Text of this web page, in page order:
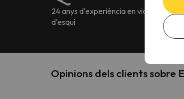
24 anys d'experiència en viatges
d'esquí
Més
Opinions dels clients sobre